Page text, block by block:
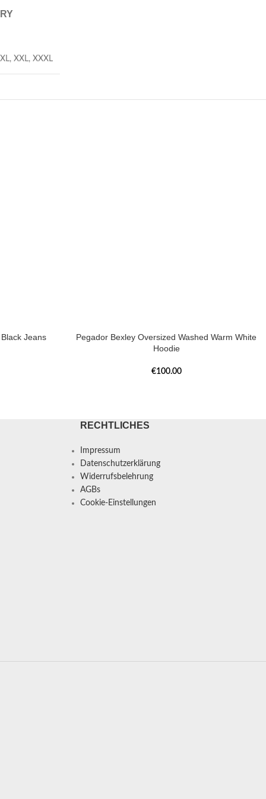
XL, XXL, XXXL
Jeans
Pegador Bexley Oversized Washed Warm White
Hoodie
€100.00
RECHTLICHES
Impressum
Datenschutzerklärung
Widerrufsbelehrung
AGBs
Cookie-Einstellungen